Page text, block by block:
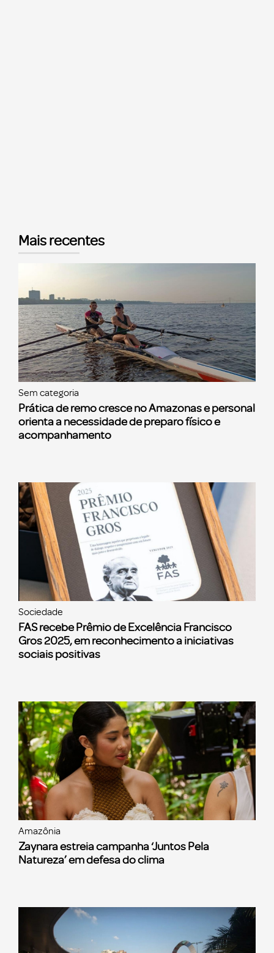
Mais recentes
Sem categoria
Prática de remo cresce no Amazonas e personal
orienta a necessidade de preparo físico e
acompanhamento
Sociedade
FAS recebe Prêmio de Excelência Francisco
Gros 2025, em reconhecimento a iniciativas
sociais positivas
Amazônia
Zaynara estreia campanha ‘Juntos Pela
Natureza’ em defesa do clima